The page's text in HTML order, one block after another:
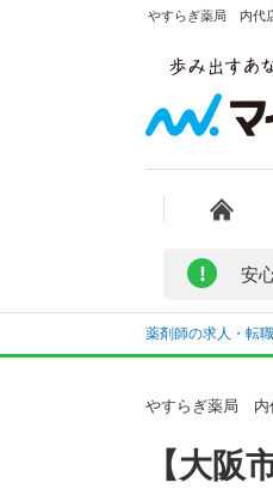
やすらぎ薬局 内代
! 安
薬剤師の求人・転
やすらぎ薬局 内
【大